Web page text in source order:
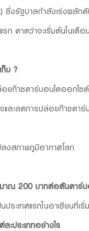
ซึ่งรัฐบาลกำลังเร่งผลัก
ก คาดว่าจะเริ่มต้นในเดื
ก็บ ?
ก๊าซคาร์บอนไดออกไซด์
ละลดการปล่อยก๊าซคา
ลงสภาพภูมิอากาศโลก
มาณ 200 บาทต่อตันคาร์
ระเทศแรกในอาเซียนที่เ
ะประเภทอย่างไร